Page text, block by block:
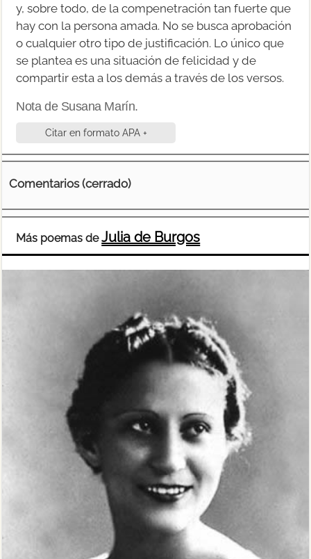
y, sobre todo, de la compenetración tan fuerte que
hay con la persona amada. No se busca aprobación
o cualquier otro tipo de justificación. Lo único que
se plantea es una situación de felicidad y de
compartir esta a los demás a través de los versos.
Nota de Susana Marín.
Citar en formato APA +
Comentarios (cerrado)
Más poemas deJulia de Burgos